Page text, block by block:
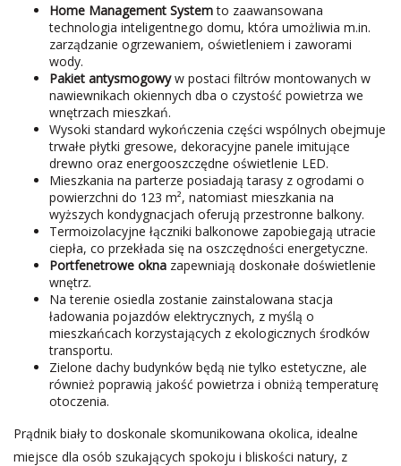
Home Management Systemto zaawansowana
technologia inteligentnego domu, która umożliwia m.in.
zarządzanie ogrzewaniem, oświetleniem i zaworami
wody.
Pakiet antysmogowyw postaci filtrów montowanych w
nawiewnikach okiennych dba o czystość powietrza we
wnętrzach mieszkań.
Wysoki standard wykończenia części wspólnych obejmuje
trwałe płytki gresowe, dekoracyjne panele imitujące
drewno oraz energooszczędne oświetlenie LED.
Mieszkania na parterze posiadają tarasy z ogrodami o
powierzchni do 123 m², natomiast mieszkania na
wyższych kondygnacjach oferują przestronne balkony.
Termoizolacyjne łączniki balkonowe zapobiegają utracie
ciepła, co przekłada się na oszczędności energetyczne.
Portfenetrowe okna zapewniają doskonałe doświetlenie
wnętrz.
Na terenie osiedla zostanie zainstalowana stacja
ładowania pojazdów elektrycznych, z myślą o
mieszkańcach korzystających z ekologicznych środków
transportu.
Zielone dachy budynków będą nie tylko estetyczne, ale
również poprawią jakość powietrza i obniżą temperaturę
otoczenia.
Prądnik biały to doskonale skomunikowana okolica, idealne
miejsce dla osób szukających spokoju i bliskości natury, z